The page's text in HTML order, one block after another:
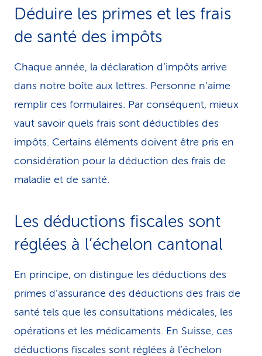
Déduire les primes et les frais
de santé des impôts
Chaque année, la déclaration d’impôts arrive
dans notre boîte aux lettres. Personne n’aime
remplir ces formulaires. Par conséquent, mieux
vaut savoir quels frais sont déductibles des
impôts. Certains éléments doivent être pris en
considération pour la déduction des frais de
maladie et de santé.
Les déductions fiscales sont
réglées à l’échelon cantonal
En principe, on distingue les déductions des
primes d’assurance des déductions des frais de
santé tels que les consultations médicales, les
opérations et les médica­ments. En Suisse, ces
déductions fiscales sont réglées à l’échelon